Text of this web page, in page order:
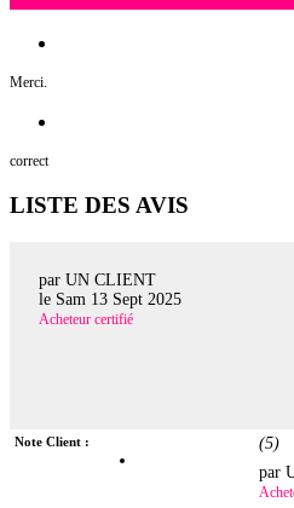
Merci.
correct
LISTE DES AVIS
par UN CLIENT
le Sam 13 Sept 2025
Acheteur certifié
Note Client : (5)
par